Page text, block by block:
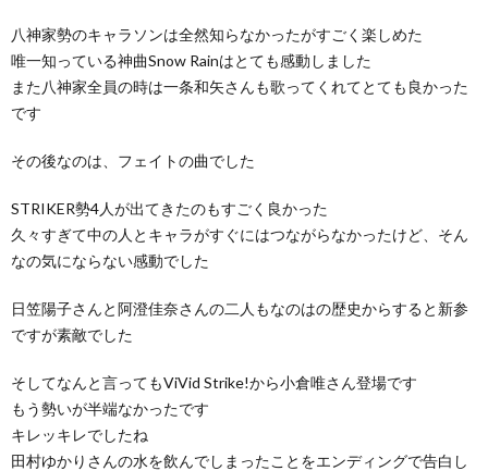
八神家勢のキャラソンは全然知らなかったがすごく楽しめた
唯一知っている神曲Snow Rainはとても感動しました
また八神家全員の時は一条和矢さんも歌ってくれてとても良かった
です
その後なのは、フェイトの曲でした
STRIKER勢4人が出てきたのもすごく良かった
久々すぎて中の人とキャラがすぐにはつながらなかったけど、そん
なの気にならない感動でした
日笠陽子さんと阿澄佳奈さんの二人もなのはの歴史からすると新参
ですが素敵でした
そしてなんと言ってもViVid Strike!から小倉唯さん登場です
もう勢いが半端なかったです
キレッキレでしたね
田村ゆかりさんの水を飲んでしまったことをエンディングで告白し